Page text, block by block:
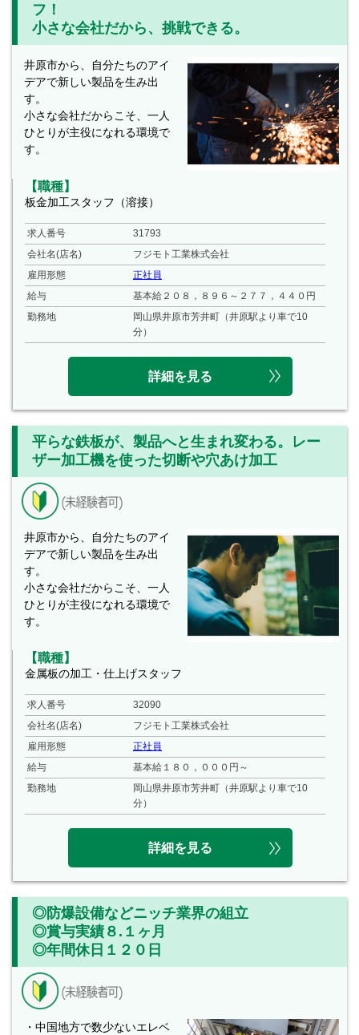
フ！
小さな会社だから、挑戦できる。
井原市から、自分たちのアイ
デアで新しい製品を生み出
す。
小さな会社だからこそ、一人
ひとりが主役になれる環境で
す。
【職種】
板金加工スタッフ（溶接）
求人番号
31793
会社名(店名)
フジモト工業株式会社
雇用形態
正社員
給与
基本給２０８，８９６～２７７，４４０円
勤務地
岡山県井原市芳井町（井原駅より車で10
分）
詳細を見る
平らな鉄板が、製品へと生まれ変わる。レー
ザー加工機を使った切断や穴あけ加工
井原市から、自分たちのアイ
デアで新しい製品を生み出
す。
小さな会社だからこそ、一人
ひとりが主役になれる環境で
す。
【職種】
金属板の加工・仕上げスタッフ
求人番号
32090
会社名(店名)
フジモト工業株式会社
雇用形態
正社員
給与
基本給１８０，０００円～
勤務地
岡山県井原市芳井町（井原駅より車で10
分）
詳細を見る
◎防爆設備などニッチ業界の組立
◎賞与実績８.１ヶ月
◎年間休日１２０日
・中国地方で数少ないエレベ